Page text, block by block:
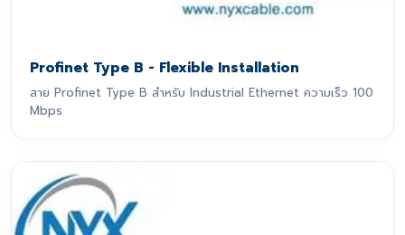
Profinet Type B - Flexible Installation
สาย Profinet Type B สำหรับ Industrial Ethernet ความเร็ว 100
Mbps